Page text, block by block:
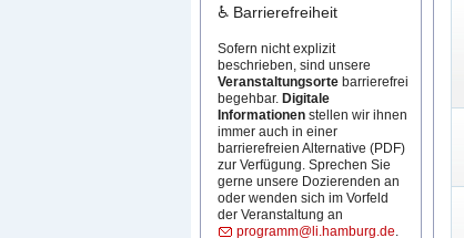
♿ Barrierefreiheit
Sofern nicht explizit
beschrieben, sind unsere
Veranstaltungsortebarrierefrei
begehbar. Digitale
Informationenstellen wir ihnen
immer auch in einer
barrierefreien Alternative (PDF)
zur Verfügung. Sprechen Sie
gerne unsere Dozierenden an
oder wenden sich im Vorfeld
der Veranstaltung an
programm@li.hamburg.de.